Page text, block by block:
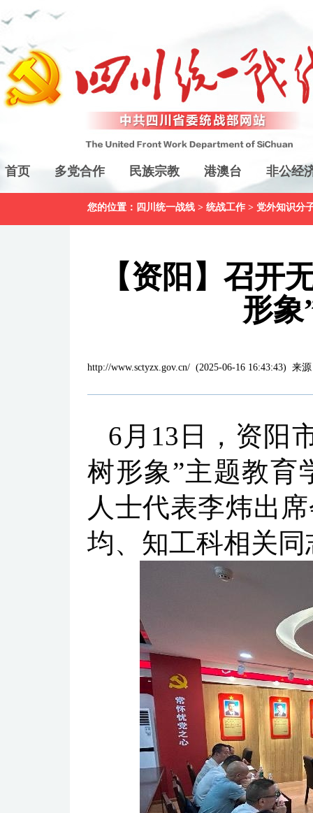
首页 多党合作 民族宗教 港澳台 非公经
您的位置： 四川统一战线 > 统战工作 > 党外知识分
【资阳】召开
形象
http://www.sctyzx.gov.cn/ (2025-06-16 16:43:43) 来
6月13日，资阳
树形象”主题教育
人士代表李炜出
均、知工科相关